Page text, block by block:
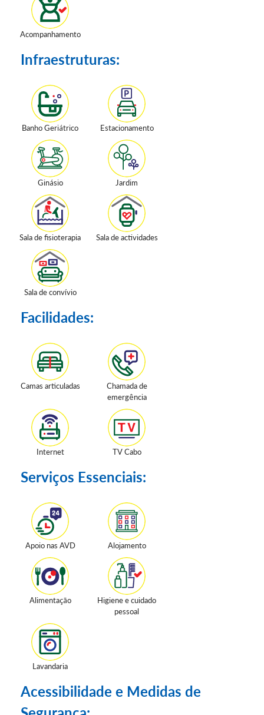
Acompanhamento
Infraestruturas:
Banho Geriátrico Estacionamento
Ginásio Jardim
Sala de fisioterapia Sala de actividades
Sala de convívio
Facilidades:
Camas articuladas
Chamada de
emergência
Internet TV Cabo
Serviços Essenciais:
Apoio nas AVD Alojamento
Alimentação
Higiene e cuidado
pessoal
Lavandaria
Acessibilidade e Medidas de